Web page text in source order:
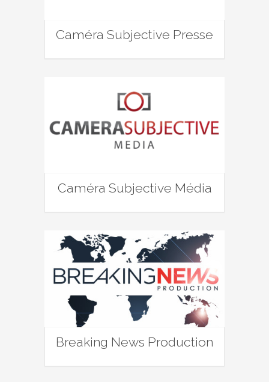
Caméra Subjective Presse
Caméra Subjective Média
Breaking News Production